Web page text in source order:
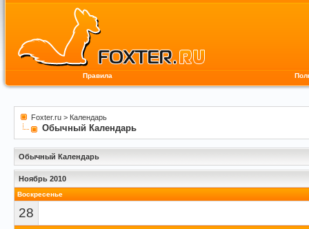
Правила
Foxter.ru > Календарь
Обычный Календарь
Обычный Календарь
Ноябрь 2010
Воскресенье
28